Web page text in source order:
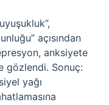
açısından
anksiyete
gözlendi. Sonuç:
yağı